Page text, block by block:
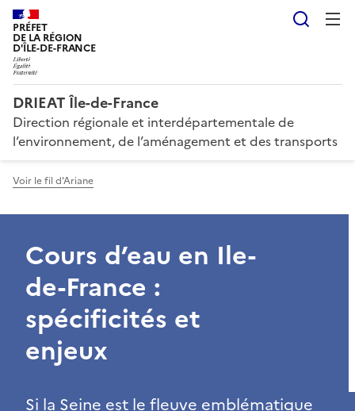
PRÉFET
DE LA RÉGION
D'ÎLE-DE-FRANCE
DRIEAT Île-de-France
Direction régionale et interdépartementale de
l’environnement, de l’aménagement et des transports
Voir le fil d'Ariane
Cours d’eau en Ile-
de-France :
spécificités et
enjeux
Si la Seine est le fleuve emblématique